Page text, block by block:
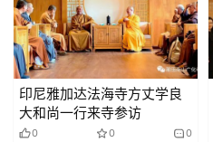
印尼雅加达法海寺方丈学良
大和尚一行来寺参访
0 0 0